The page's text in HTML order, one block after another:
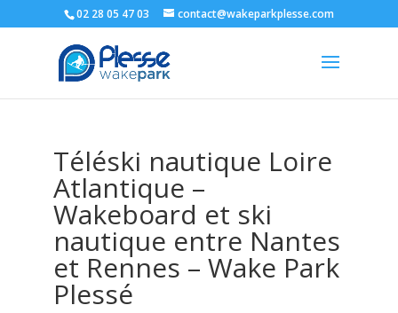
02 28 05 47 03 contact@wakeparkplesse.com
Téléski nautique Loire
Atlantique –
Wakeboard et ski
nautique entre Nantes
et Rennes – Wake Park
Plessé